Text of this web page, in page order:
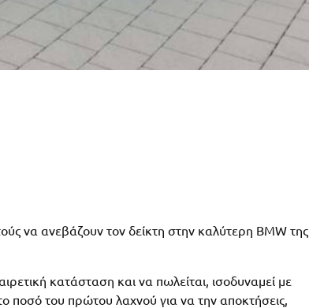
να ανεβάζουν τον δείκτη στην καλύτερη BMW της
κατάσταση και να πωλείται, ισοδυναμεί με
ποσό του πρώτου λαχνού για να την αποκτήσεις,